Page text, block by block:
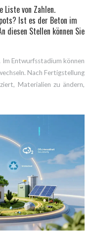
Liste von Zahlen.
Ist es der Beton im
diesen Stellen können Sie
Im Entwurfsstadium können
Nach Fertigstellung
Materialien zu ändern,